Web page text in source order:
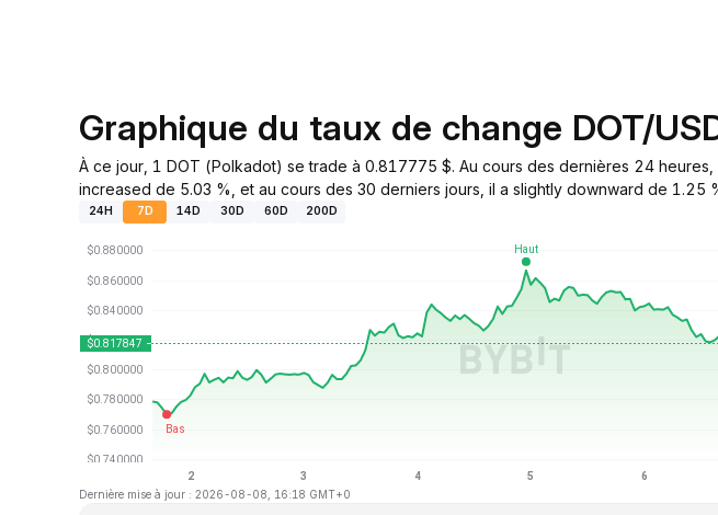
Graphique du taux de change DOT/
À ce jour, 1 DOT (Polkadot) se trade à 0.817775 $. Au cours des dernières 24
increased de 5.03 %, et au cours des 30 derniers jours, il a slightly downward de 1.25
24H 7D 14D 30D 60D 200D
Dernière mise à jour : 2026-08-08, 16:18 GMT+0